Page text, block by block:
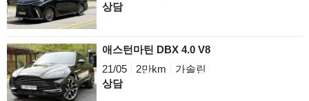
상담
애스턴마틴 DBX 4.0 V8
21/05
2만km
가솔린
상담